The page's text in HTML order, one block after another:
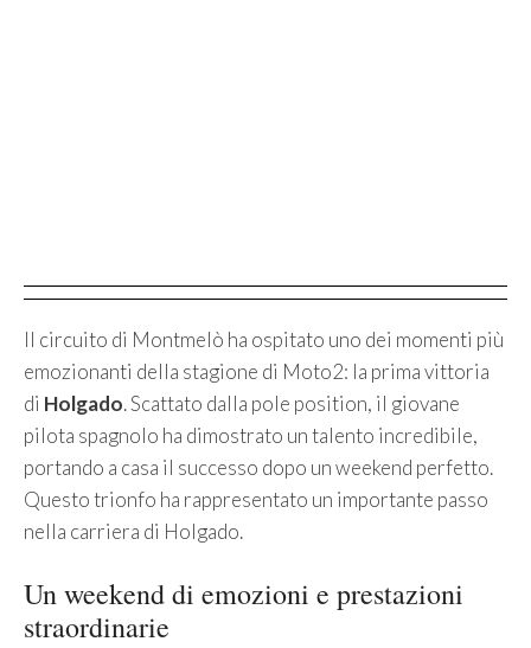
Il circuito di Montmelò ha ospitato uno dei momenti più
emozionanti della stagione di Moto2: la prima vittoria
di Holgado. Scattato dalla pole position, il giovane
pilota spagnolo ha dimostrato un talento incredibile,
portando a casa il successo dopo un weekend perfetto.
Questo trionfo ha rappresentato un importante passo
nella carriera di Holgado.
Un weekend di emozioni e prestazioni
straordinarie